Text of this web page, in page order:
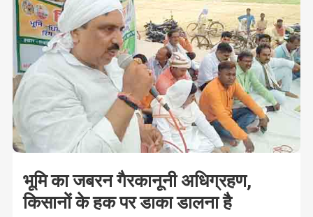
भूमि का जबरन गैरकानूनी अधिग्रहण,
किसानों के हक पर डाका डालना है